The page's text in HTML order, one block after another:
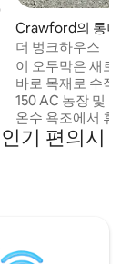
점 만점), 후기 459
Crawford의 통나
더 벙크하우스
이 오두막은 새로
바로 목재로 수작
150 AC 농장 및 조
온수 욕조에서 휴
기고, ATV를 가져
수 킬로미터를 내
는 서비스가 있습
기 편의시